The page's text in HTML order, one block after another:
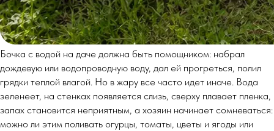
Бочка с водой на даче должна быть помощником: набрал
дождевую или водопроводную воду, дал ей прогреться, полил
грядки теплой влагой. Но в жару все часто идет иначе. Вода
зеленеет, на стенках появляется слизь, сверху плавает пленка,
запах становится неприятным, а хозяин начинает сомневаться:
можно ли этим поливать огурцы, томаты, цветы и ягоды или